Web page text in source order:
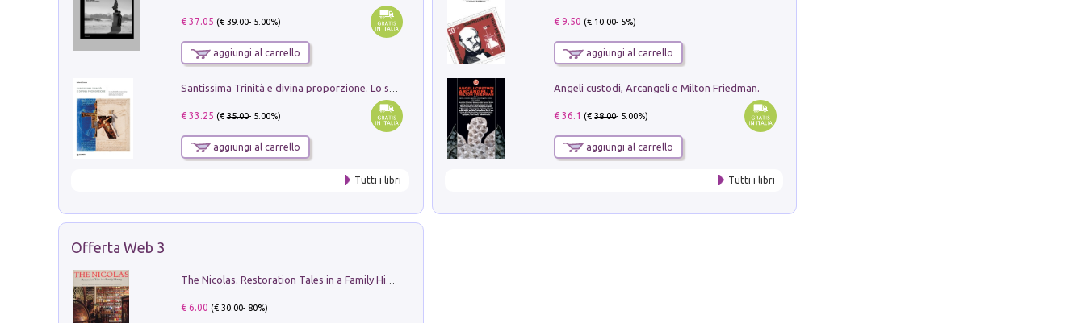
€ 37.05 (€39.00- 5.00%)
aggiungi al carrello
€ 33.25 (€35.00- 5.00%)
aggiungi al carrello
Tutti i libri
€ 9.50 (€10.00- 5%)
aggiungi al carrello
Angeli custodi, Arcangeli e Milton Friedman.
€ 36.1 (€38.00- 5.00%)
aggiungi al carrello
Tutti i libri
Offerta Web 3
€ 6.00 (€30.00- 80%)